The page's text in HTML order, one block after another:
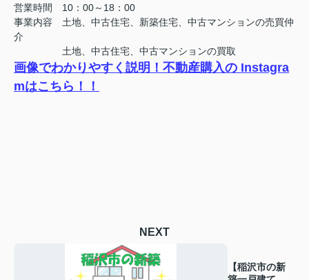
営業時間 10：00～18：00
事業内容 土地、中古住宅、新築住宅、中古マンションの売買仲
介
土地、中古住宅、中古マンションの買取
画像でわかりやすく説明！不動産購入の Instagra
mはこちら！！
NEXT
【稲沢市の新